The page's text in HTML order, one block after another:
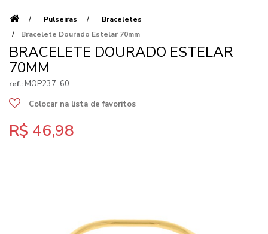
Pulseiras
Braceletes
Bracelete Dourado Estelar 70mm
BRACELETE DOURADO ESTELAR
70MM
ref.: MOP237-60
Colocar na lista de favoritos
R$ 46,98